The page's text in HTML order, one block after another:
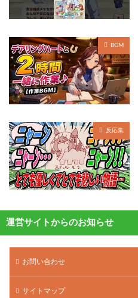
BGM
反応集
運営サイトからのお知らせ
お問い合わせ
サイトマップ